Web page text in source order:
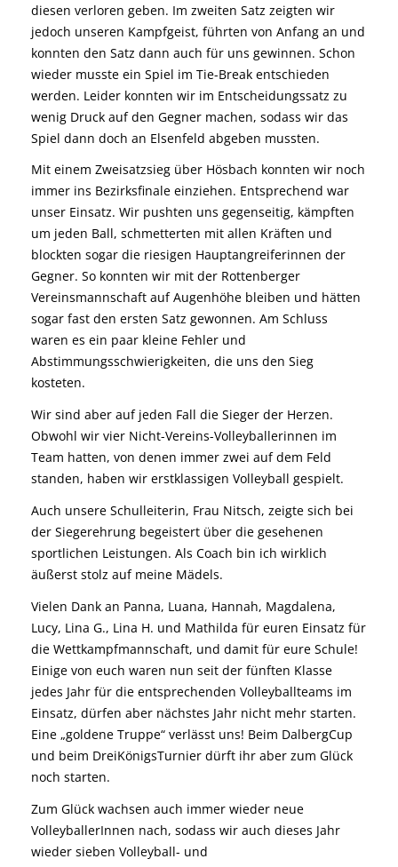
diesen verloren geben. Im zweiten Satz zeigten wir
jedoch unseren Kampfgeist, führten von Anfang an und
konnten den Satz dann auch für uns gewinnen. Schon
wieder musste ein Spiel im Tie-Break entschieden
werden. Leider konnten wir im Entscheidungssatz zu
wenig Druck auf den Gegner machen, sodass wir das
Spiel dann doch an Elsenfeld abgeben mussten.
Mit einem Zweisatzsieg über Hösbach konnten wir noch
immer ins Bezirksfinale einziehen. Entsprechend war
unser Einsatz. Wir pushten uns gegenseitig, kämpften
um jeden Ball, schmetterten mit allen Kräften und
blockten sogar die riesigen Hauptangreiferinnen der
Gegner. So konnten wir mit der Rottenberger
Vereinsmannschaft auf Augenhöhe bleiben und hätten
sogar fast den ersten Satz gewonnen. Am Schluss
waren es ein paar kleine Fehler und
Abstimmungsschwierigkeiten, die uns den Sieg
kosteten.
Wir sind aber auf jeden Fall die Sieger der Herzen.
Obwohl wir vier Nicht-Vereins-Volleyballerinnen im
Team hatten, von denen immer zwei auf dem Feld
standen, haben wir erstklassigen Volleyball gespielt.
Auch unsere Schulleiterin, Frau Nitsch, zeigte sich bei
der Siegerehrung begeistert über die gesehenen
sportlichen Leistungen. Als Coach bin ich wirklich
äußerst stolz auf meine Mädels.
Vielen Dank an Panna, Luana, Hannah, Magdalena,
Lucy, Lina G., Lina H. und Mathilda für euren Einsatz für
die Wettkampfmannschaft, und damit für eure Schule!
Einige von euch waren nun seit der fünften Klasse
jedes Jahr für die entsprechenden Volleyballteams im
Einsatz, dürfen aber nächstes Jahr nicht mehr starten.
Eine „goldene Truppe“ verlässt uns! Beim DalbergCup
und beim DreiKönigsTurnier dürft ihr aber zum Glück
noch starten.
Zum Glück wachsen auch immer wieder neue
VolleyballerInnen nach, sodass wir auch dieses Jahr
wieder sieben Volleyball- und